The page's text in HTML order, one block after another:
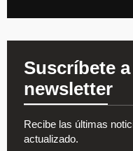
Suscríbete
newsletter
Recibe las últimas
actualizado.